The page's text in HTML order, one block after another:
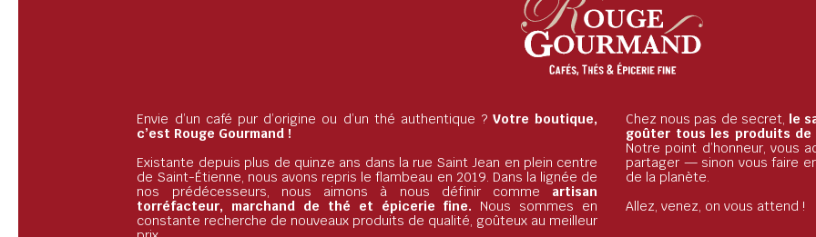
Envie d’un café pur d’origine ou d’un thé authentique ?Votre boutique,
c’est Rouge Gourmand !
Existante depuis plus de quinze ans dans la rue Saint Jean en plein centre
de Saint-Étienne, nous avons repris le flambeau en 2019. Dans la lignée de
nos prédécesseurs, nous aimons à nous définir comme artisan
torréfacteur, marchand de thé et épicerie fine. Nous sommes en
constante recherche de nouveaux produits de qualité, goûteux au meilleur
Chez nous pas de secret, le
goûter tous les produits
Notre point d’honneur, vous
partager — sinon vous faire
de la planète.
Allez, venez, on vous attend !